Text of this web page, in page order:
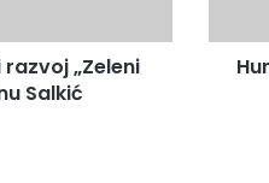
„Zeleni
Salkić
dalo